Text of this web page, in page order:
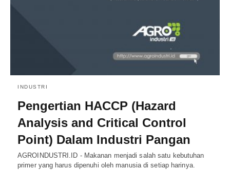
INDUSTRI
Pengertian HACCP (Hazard
Analysis and Critical Control
Point) Dalam Industri Pangan
AGROINDUSTRI.ID - Makanan menjadi salah satu kebutuhan
primer yang harus dipenuhi oleh manusia di setiap harinya.